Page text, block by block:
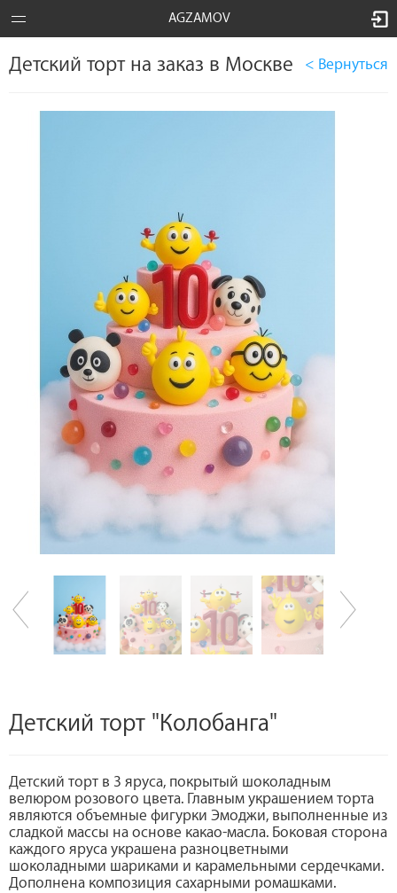
AGZAMOV
Детский торт на заказ в Москве < Вернуться
Детский торт "Колобанга"
Детский торт в 3 яруса, покрытый шоколадным
велюром розового цвета. Главным украшением торта
являются объемные фигурки Эмоджи, выполненные из
сладкой массы на основе какао-масла. Боковая сторона
каждого яруса украшена разноцветными
шоколадными шариками и карамельными сердечками.
Дополнена композиция сахарными ромашками.